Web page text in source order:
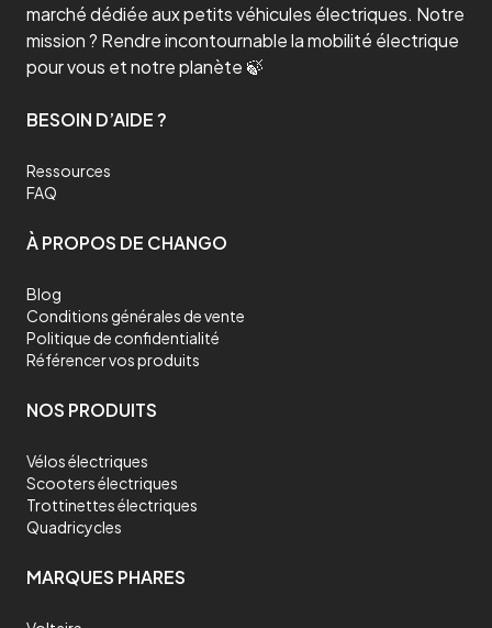
marché dédiée aux petits véhicules électriques. Notre
mission ? Rendre incontournable la mobilité électrique
pour vous et notre planète 🍃
BESOIN D’AIDE ?
Ressources
FAQ
À PROPOS DE CHANGO
Blog
Conditions générales de vente
Politique de confidentialité
Référencer vos produits
NOS PRODUITS
Vélos électriques
Scooters électriques
Trottinettes électriques
Quadricycles
MARQUES PHARES